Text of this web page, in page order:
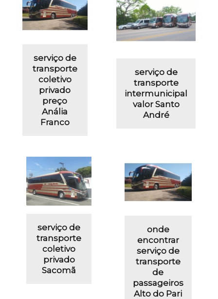
serviço de
transporte
coletivo
privado
preço
Anália
Franco
serviço de
transporte
intermunicipal
valor Santo
André
serviço de
transporte
coletivo
privado
Sacomã
onde
encontrar
serviço de
transporte
de
passageiros
Alto do Pari